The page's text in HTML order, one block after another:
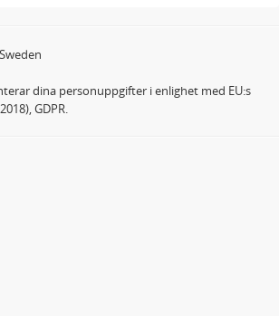
dina personuppgifter i enlighet med EU:s
GDPR.